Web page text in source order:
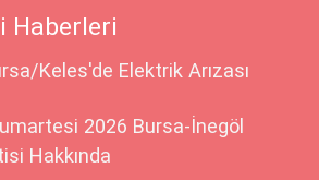
Haberleri
Keles'de Elektrik Arızası
2026 Bursa-İnegöl
Hakkında